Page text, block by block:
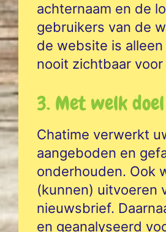
achternaam en de
gebruikers van de
de website is
nooit zichtbaar
3. Met welk
Chatime verwerkt
aangeboden en
onderhouden. Ook
(kunnen) uitvoeren
nieuwsbrief.
en geanalyseerd